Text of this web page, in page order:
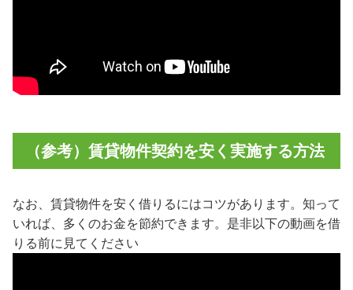
（参考）賃貸物件契約を安く実施する方法
なお、賃貸物件を安く借りるにはコツがあります。知って
いれば、多くのお金を節約できます。是非以下の動画を借
りる前に見てください